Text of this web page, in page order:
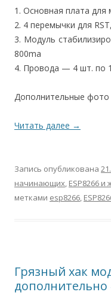
1. Основная плата для
2. 4 перемычки для
3. Модуль
800ma
4. Провода — 4 шт. по
Дополнительные фото
Читать далее →
Запись опубликована
начинающих, ESP8266
метками esp8266,
Грязный хак
дополнительно